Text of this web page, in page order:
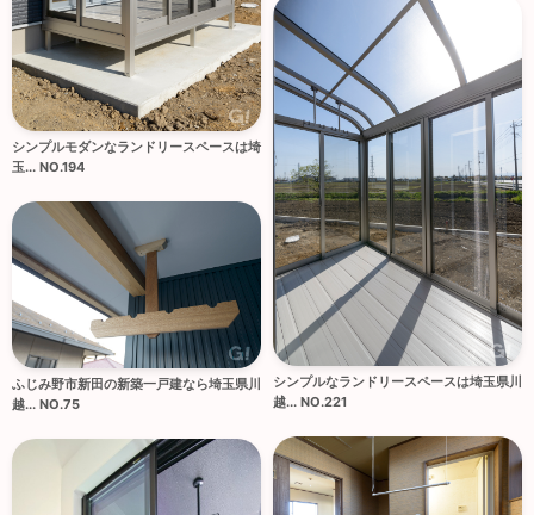
シンプルモダンなランドリースペースは埼
玉... NO.194
シンプルなランドリースペースは埼玉県川
越... NO.221
ふじみ野市新田の新築一戸建なら埼玉県川
越... NO.75